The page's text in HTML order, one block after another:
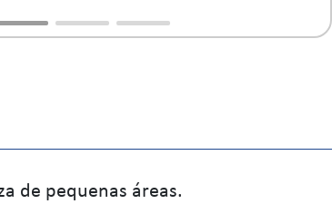
de pequenas áreas.